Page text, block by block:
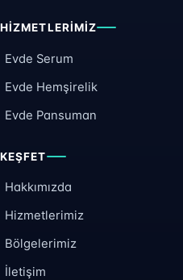
HIZMETLERIMIZ
Evde Serum
Evde Hemşirelik
Evde Pansuman
KEŞFET
Hakkımızda
Hizmetlerimiz
Bölgelerimiz
İletişim